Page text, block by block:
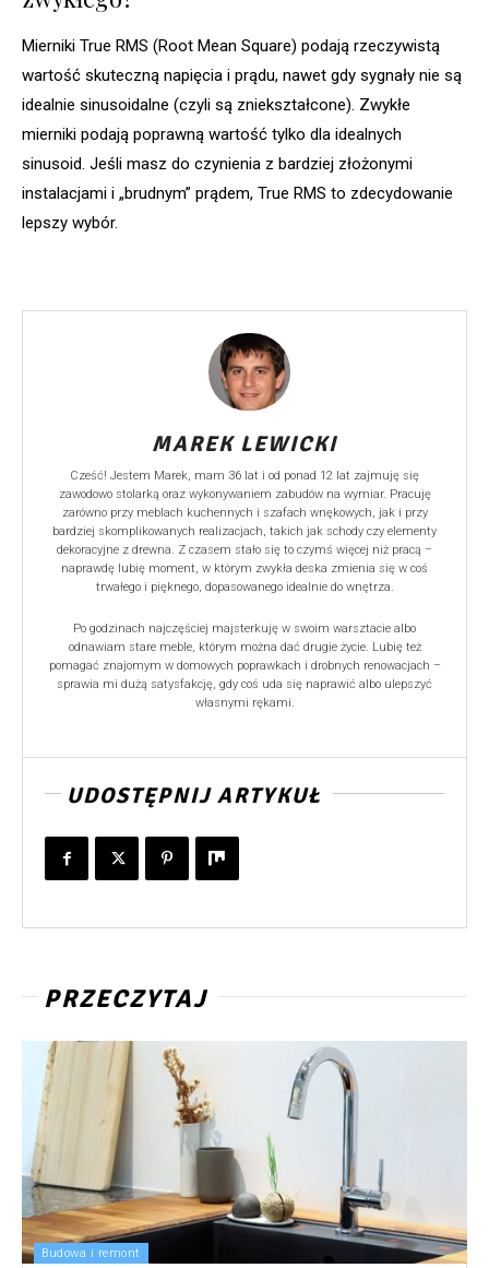
Mierniki True RMS (Root Mean Square) podają rzeczywistą
wartość skuteczną napięcia i prądu, nawet gdy sygnały nie są
idealnie sinusoidalne (czyli są zniekształcone). Zwykłe
mierniki podają poprawną wartość tylko dla idealnych
sinusoid. Jeśli masz do czynienia z bardziej złożonymi
instalacjami i „brudnym” prądem, True RMS to zdecydowanie
lepszy wybór.
MAREK LEWICKI
Cześć! Jestem Marek, mam 36 lat i od ponad 12 lat zajmuję się
zawodowo stolarką oraz wykonywaniem zabudów na wymiar. Pracuję
zarówno przy meblach kuchennych i szafach wnękowych, jak i przy
bardziej skomplikowanych realizacjach, takich jak schody czy elementy
dekoracyjne z drewna. Z czasem stało się to czymś więcej niż pracą –
naprawdę lubię moment, w którym zwykła deska zmienia się w coś
trwałego i pięknego, dopasowanego idealnie do wnętrza.
Po godzinach najczęściej majsterkuję w swoim warsztacie albo
odnawiam stare meble, którym można dać drugie życie. Lubię też
pomagać znajomym w domowych poprawkach i drobnych renowacjach –
sprawia mi dużą satysfakcję, gdy coś uda się naprawić albo ulepszyć
własnymi rękami.
UDOSTĘPNIJ ARTYKUŁ
PRZECZYTAJ
Budowa i remont